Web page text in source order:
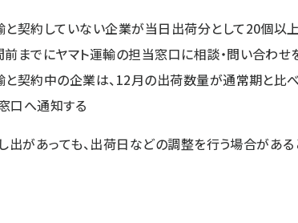
と契約していない企業が当日出荷分として20個以
までにヤマト運輸の担当窓口に相談・問い合わせ
と契約中の企業は、12月の出荷数量が通常期と比
口へ通知する
出があっても、出荷日などの調整を行う場合がある